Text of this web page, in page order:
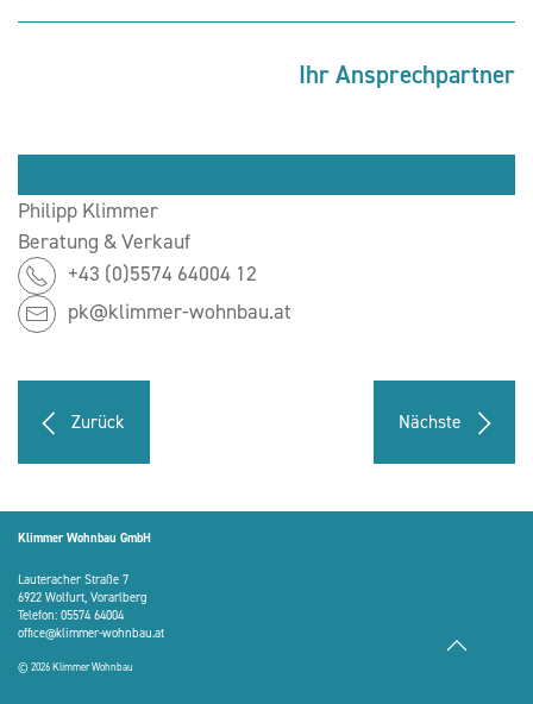
Ihr Ansprechpartner
Philipp Klimmer
Beratung & Verkauf
+43 (0)5574 64004 12
pk@klimmer-wohnbau.at
Zurück Nächste
Klimmer Wohnbau GmbH
Lauteracher Straße 7
6922 Wolfurt, Vorarlberg
Telefon: 05574 64004
office@klimmer-wohnbau.at
© 2026 Klimmer Wohnbau